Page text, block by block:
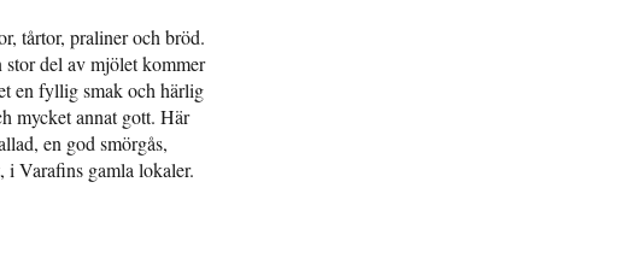
tårtor, praliner och bröd.
del av mjölet kommer
en fyllig smak och härlig
mycket annat gott. Här
en god smörgås,
Varafins gamla lokaler.